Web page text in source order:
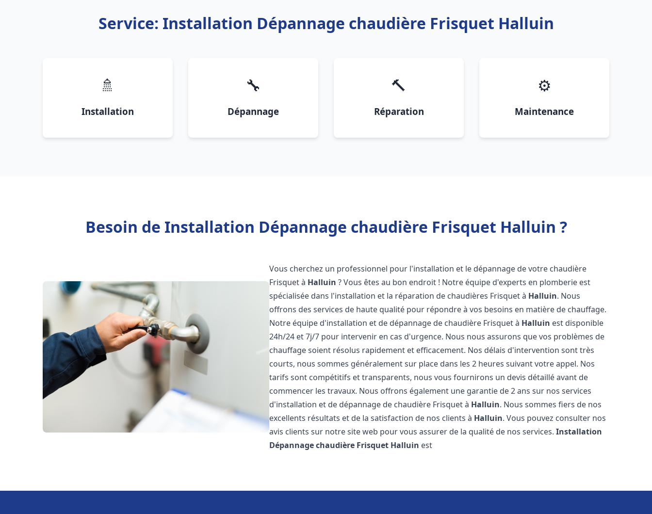
Service: Installation Dépannage chaudière Frisquet Halluin
🚿
Installation
🔧
Dépannage
🔨
Réparation
⚙️
Maintenance
Besoin de Installation Dépannage chaudière Frisquet Halluin ?
Vous cherchez un professionnel pour l'installation et le dépannage de votre chaudière
Frisquet à Halluin ? Vous êtes au bon endroit ! Notre équipe d'experts en plomberie est
spécialisée dans l'installation et la réparation de chaudières Frisquet à Halluin. Nous
offrons des services de haute qualité pour répondre à vos besoins en matière de chauffage.
Notre équipe d'installation et de dépannage de chaudière Frisquet à Halluin est disponible
24h/24 et 7j/7 pour intervenir en cas d'urgence. Nous nous assurons que vos problèmes de
chauffage soient résolus rapidement et efficacement. Nos délais d'intervention sont très
courts, nous sommes généralement sur place dans les 2 heures suivant votre appel. Nos
tarifs sont compétitifs et transparents, nous vous fournirons un devis détaillé avant de
commencer les travaux. Nous offrons également une garantie de 2 ans sur nos services
d'installation et de dépannage de chaudière Frisquet à Halluin. Nous sommes fiers de nos
excellents résultats et de la satisfaction de nos clients à Halluin. Vous pouvez consulter nos
avis clients sur notre site web pour vous assurer de la qualité de nos services.Installation
Dépannage chaudière Frisquet Halluin est